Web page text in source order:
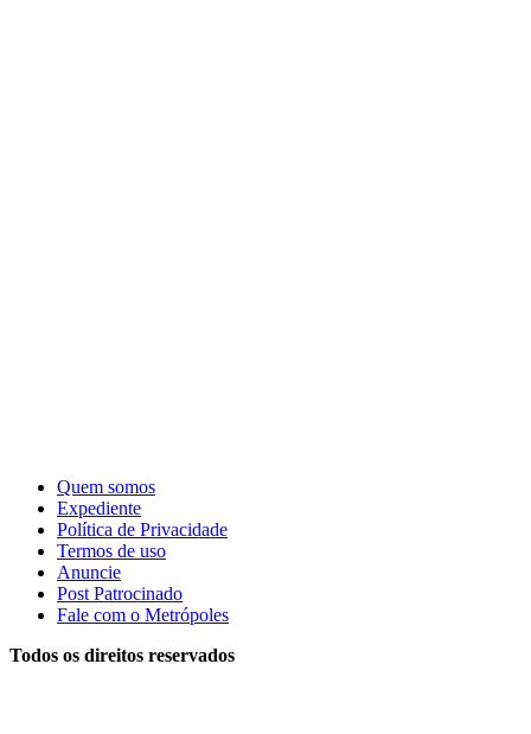
Quem somos
Expediente
Política de Privacidade
Termos de uso
Anuncie
Post Patrocinado
Fale com o Metrópoles
Todos os direitos reservados